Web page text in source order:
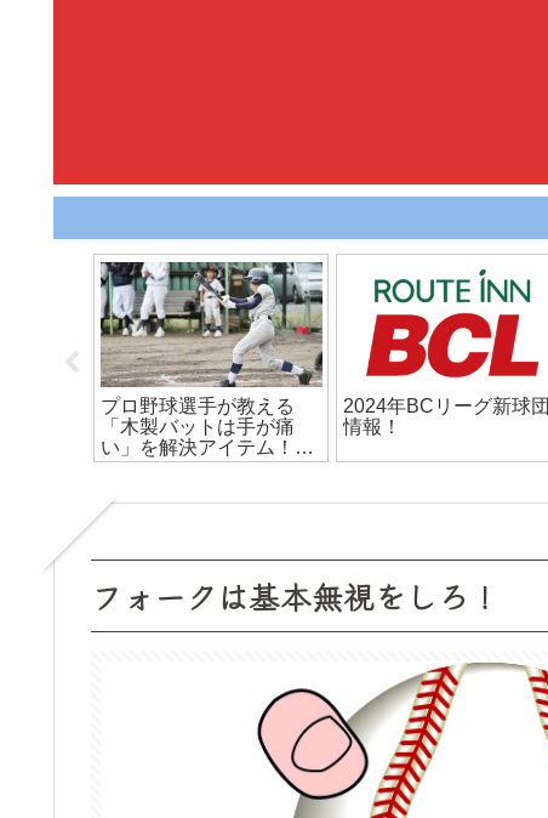
プロ野球選手が教える
「木製バットは手が痛
い」を解決アイテム！
【プロヒッター】
2024年BCリーグ新球団
情報！
フォークは基本無視をしろ！